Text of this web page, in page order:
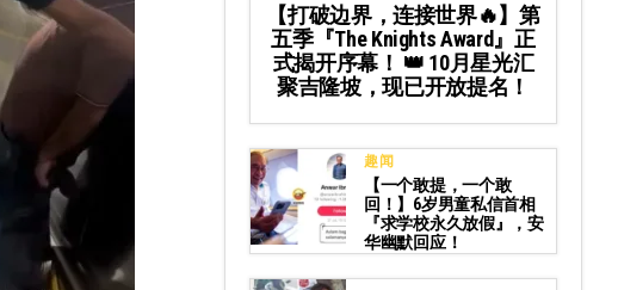
【打破边界，连接世界🔥】第
五季『The Knights Award』正
式揭开序幕！ 👑 10月星光汇
聚吉隆坡，现已开放提名！
趣闻
【一个敢提，一个敢
回！】6岁男童私信首相
『求学校永久放假』，安
华幽默回应！